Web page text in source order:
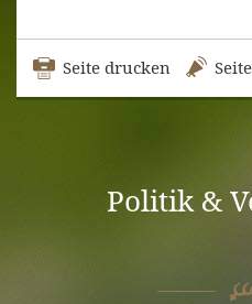
Seite drucken
Politik &